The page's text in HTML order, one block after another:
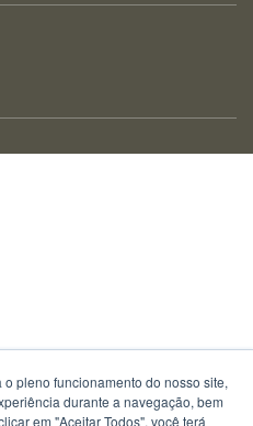
pleno funcionamento do nosso site,
durante a navegação, bem
em "Aceitar Todos", você terá